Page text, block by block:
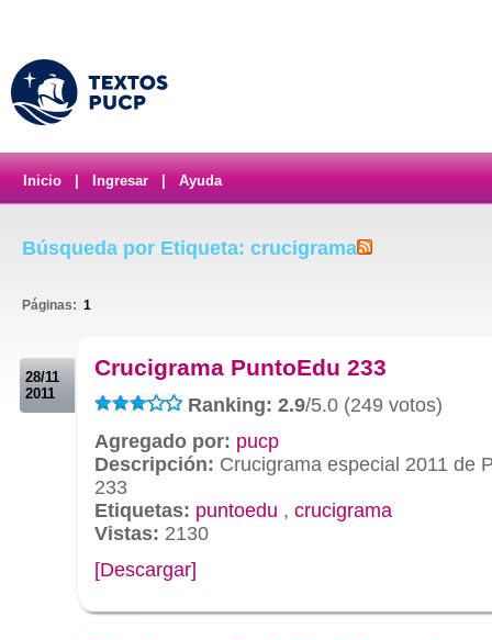
Inicio Ingresar Ayuda
Búsqueda por Etiqueta: crucigrama
Páginas: 1
28/11
2011
Crucigrama PuntoEdu 233
Ranking: 2.9/5.0 (249 votos)
Agregado por: pucp
Descripción: Crucigrama especial 2011 de
233
Etiquetas: puntoedu , crucigrama
Vistas: 2130
[Descargar]